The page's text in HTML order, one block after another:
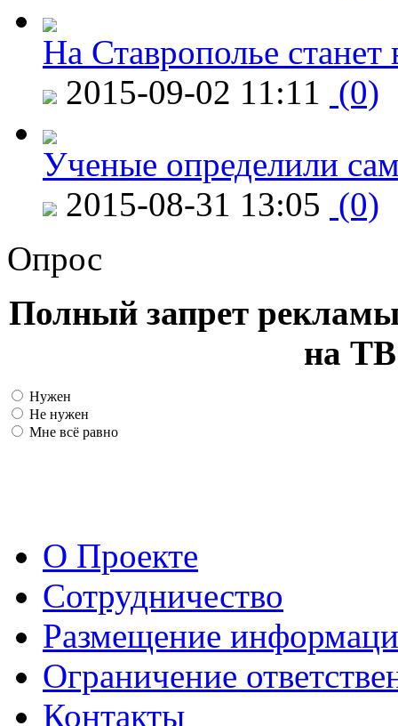
На Ставрополье
2015-09-02 11:11 (0)
Ученые определили
2015-08-31 13:05 (0)
Опрос
Полный запрет
на ТВ
Нужен
Не нужен
Мне всё равно
О Проекте
Сотрудничество
Размещение
Ограничение
Контакты